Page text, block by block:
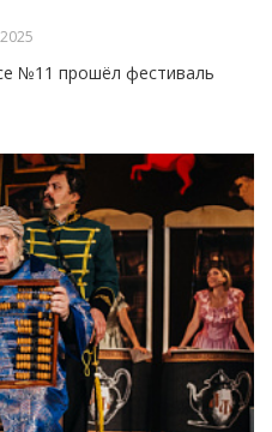
№11 прошёл фестиваль